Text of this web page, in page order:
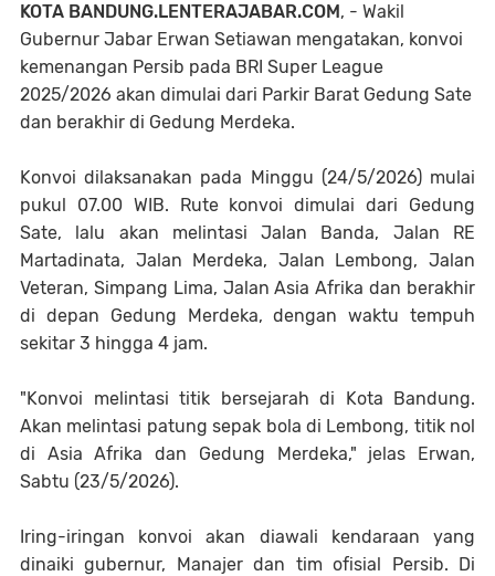
KOTA BANDUNG.LENTERAJABAR.COM, - Wakil
Gubernur Jabar Erwan Setiawan mengatakan, konvoi
kemenangan Persib pada BRI Super League
2025/2026 akan dimulai dari Parkir Barat Gedung Sate
dan berakhir di Gedung Merdeka.
Konvoi dilaksanakan pada Minggu (24/5/2026) mulai
pukul 07.00 WIB. Rute konvoi dimulai dari Gedung
Sate, lalu akan melintasi Jalan Banda, Jalan RE
Martadinata, Jalan Merdeka, Jalan Lembong, Jalan
Veteran, Simpang Lima, Jalan Asia Afrika dan berakhir
di depan Gedung Merdeka, dengan waktu tempuh
sekitar 3 hingga 4 jam.
"Konvoi melintasi titik bersejarah di Kota Bandung.
Akan melintasi patung sepak bola di Lembong, titik nol
di Asia Afrika dan Gedung Merdeka," jelas Erwan,
Sabtu (23/5/2026).
Iring-iringan konvoi akan diawali kendaraan yang
dinaiki gubernur, Manajer dan tim ofisial Persib. Di